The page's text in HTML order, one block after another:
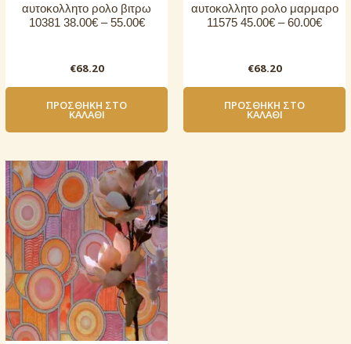
αυτοκoλλητο ρολo βιτρω
10381 38.00€ – 55.00€
€68.20
ΠΡΟΣΘΉΚΗ ΣΤΟ
ΚΑΛΆΘΙ
αυτοκoλλητο ρολo μαρμαρο
11575 45.00€ – 60.00€
€68.20
ΠΡΟΣΘΉΚΗ ΣΤΟ
ΚΑΛΆΘΙ